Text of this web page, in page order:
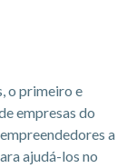
o primeiro e
empresas do
a
ajudá-los no